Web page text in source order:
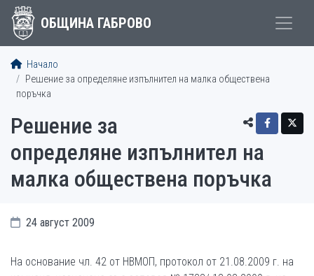
ОБЩИНА ГАБРОВО
Начало
Решение за определяне изпълнител на малка обществена
поръчка
Решение за
определяне изпълнител на
малка обществена поръчка
24 август 2009
На основание чл. 42 от НВМОП, протокол от 21.08.2009 г. на